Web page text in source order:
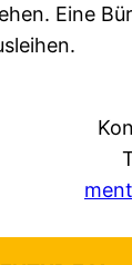
Eine